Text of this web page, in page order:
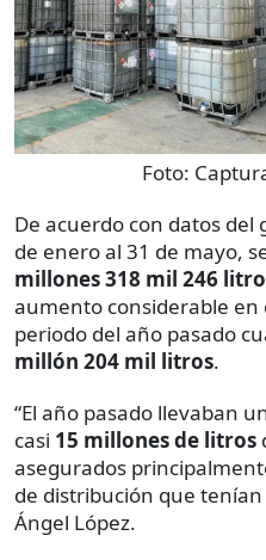
Foto:
De acuerdo con datos del
de enero al 31 de mayo,
millones 318 mil 246
aumento considerable
periodo del año pasado
millón 204 mil litros.
“El año pasado llevaban
casi 15 millones de litros
asegurados
de distribución que
Ángel López.